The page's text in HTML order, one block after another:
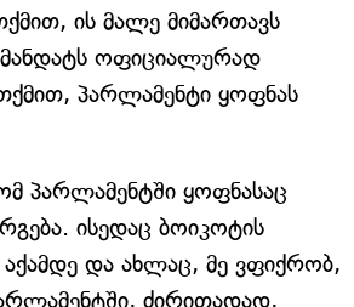
ის მალე მიმართავს
ოფიციალურად
პარლამენტი ყოფნას
პარლამენტში ყოფნასაც
ისედაც ბოიკოტის
აქამდე და ახლაც, მე ვფიქრობ,
ძირითადად,